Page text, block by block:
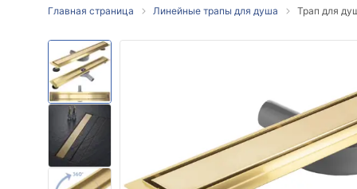
Душевые двери
Душевые поддоны
Линейные трапы для душа
Главная страница Линейные трапы для душа Трап для